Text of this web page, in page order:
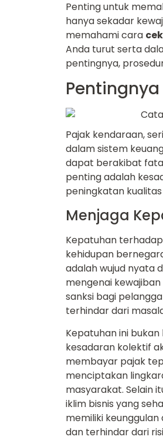
Penting untuk
hanya sekadar
memahami cara
Anda turut serta
pentingnya,
Pajak kendaraan,
dalam sistem
dapat berakibat
penting adalah
peningkatan
Menjaga
Kepatuhan
kehidupan
adalah wujud nyata
mengenai
sanksi bagi
terhindar dari
Kepatuhan ini
kesadaran kolektif
membayar pajak
menciptakan
masyarakat. Selain
iklim bisnis yang
memiliki
dan terhindar dari